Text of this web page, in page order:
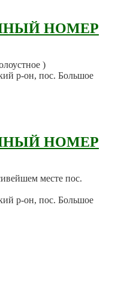
НОМЕР
)
р-он, пос. Большое
НОМЕР
месте пос.
р-он, пос. Большое